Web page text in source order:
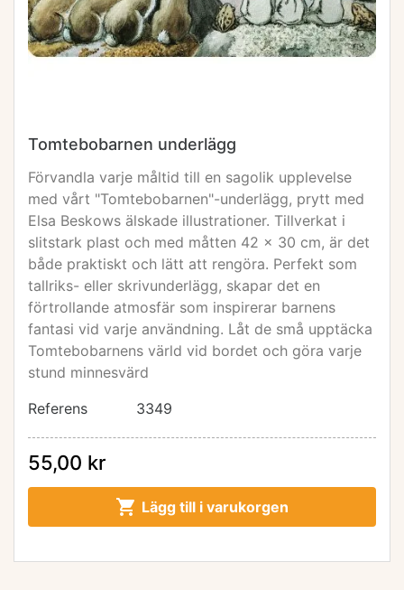
Tomtebobarnen underlägg
Förvandla varje måltid till en sagolik upplevelse
med vårt "Tomtebobarnen"-underlägg, prytt med
Elsa Beskows älskade illustrationer. Tillverkat i
slitstark plast och med måtten 42 x 30 cm, är det
både praktiskt och lätt att rengöra. Perfekt som
tallriks- eller skrivunderlägg, skapar det en
förtrollande atmosfär som inspirerar barnens
fantasi vid varje användning. Låt de små upptäcka
Tomtebobarnens värld vid bordet och göra varje
stund minnesvärd
Referens
3349
55,00 kr
 Lägg till i varukorgen